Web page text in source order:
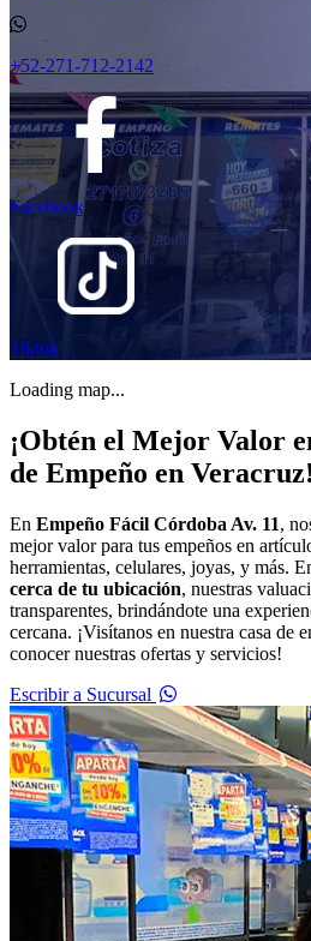
+52-271-712-2142
Facebook
Tiktok
Loading map...
¡Obtén el Mejor Valor
de Empeño en Veracruz!
En Empeño Fácil Córdoba Av. 11,
mejor valor para tus empeños en
herramientas, celulares, joyas, y más.
cerca de tu ubicación, nuestras
transparentes, brindándote una
cercana. ¡Visítanos en nuestra casa de
conocer nuestras ofertas y servicios!
Escribir a Sucursal